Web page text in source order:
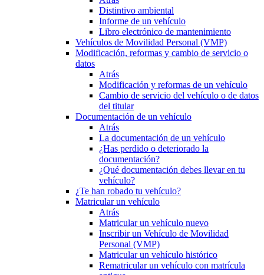
Distintivo ambiental
Informe de un vehículo
Libro electrónico de mantenimiento
Vehículos de Movilidad Personal (VMP)
Modificación, reformas y cambio de servicio o
datos
Atrás
Modificación y reformas de un vehículo
Cambio de servicio del vehículo o de datos
del titular
Documentación de un vehículo
Atrás
La documentación de un vehículo
¿Has perdido o deteriorado la
documentación?
¿Qué documentación debes llevar en tu
vehículo?
¿Te han robado tu vehículo?
Matricular un vehículo
Atrás
Matricular un vehículo nuevo
Inscribir un Vehículo de Movilidad
Personal (VMP)
Matricular un vehículo histórico
Rematricular un vehículo con matrícula